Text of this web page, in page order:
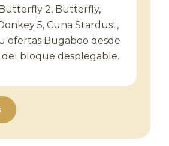
2, Butterfly,
5, Cuna Stardust,
ofertas Bugaboo desde
del bloque desplegable.